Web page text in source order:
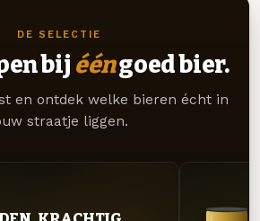
DE SELECTIE
bij ééngoed bier.
en ontdek welke bieren écht in
straatje liggen.